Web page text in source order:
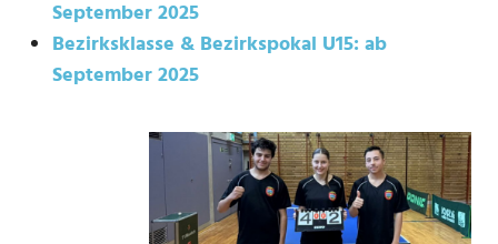
September 2025
Bezirksklasse & Bezirkspokal U15: ab
September 2025